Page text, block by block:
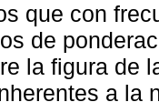
que con
de
la figura de
a la